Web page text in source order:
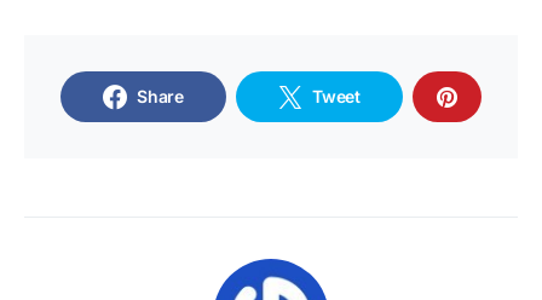
Share Tweet